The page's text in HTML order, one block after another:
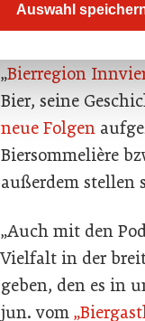
Auswahl
Der „Innviertler
coronabedingt
„Bierregion
Bier, seine
neue Folgen
Biersommelière
außerdem stellen
„Auch mit den
Vielfalt in der
geben, den es in
jun. vom